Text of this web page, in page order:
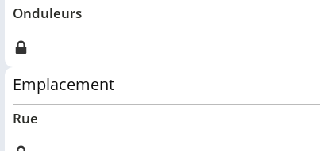
Onduleurs
Emplacement
Rue